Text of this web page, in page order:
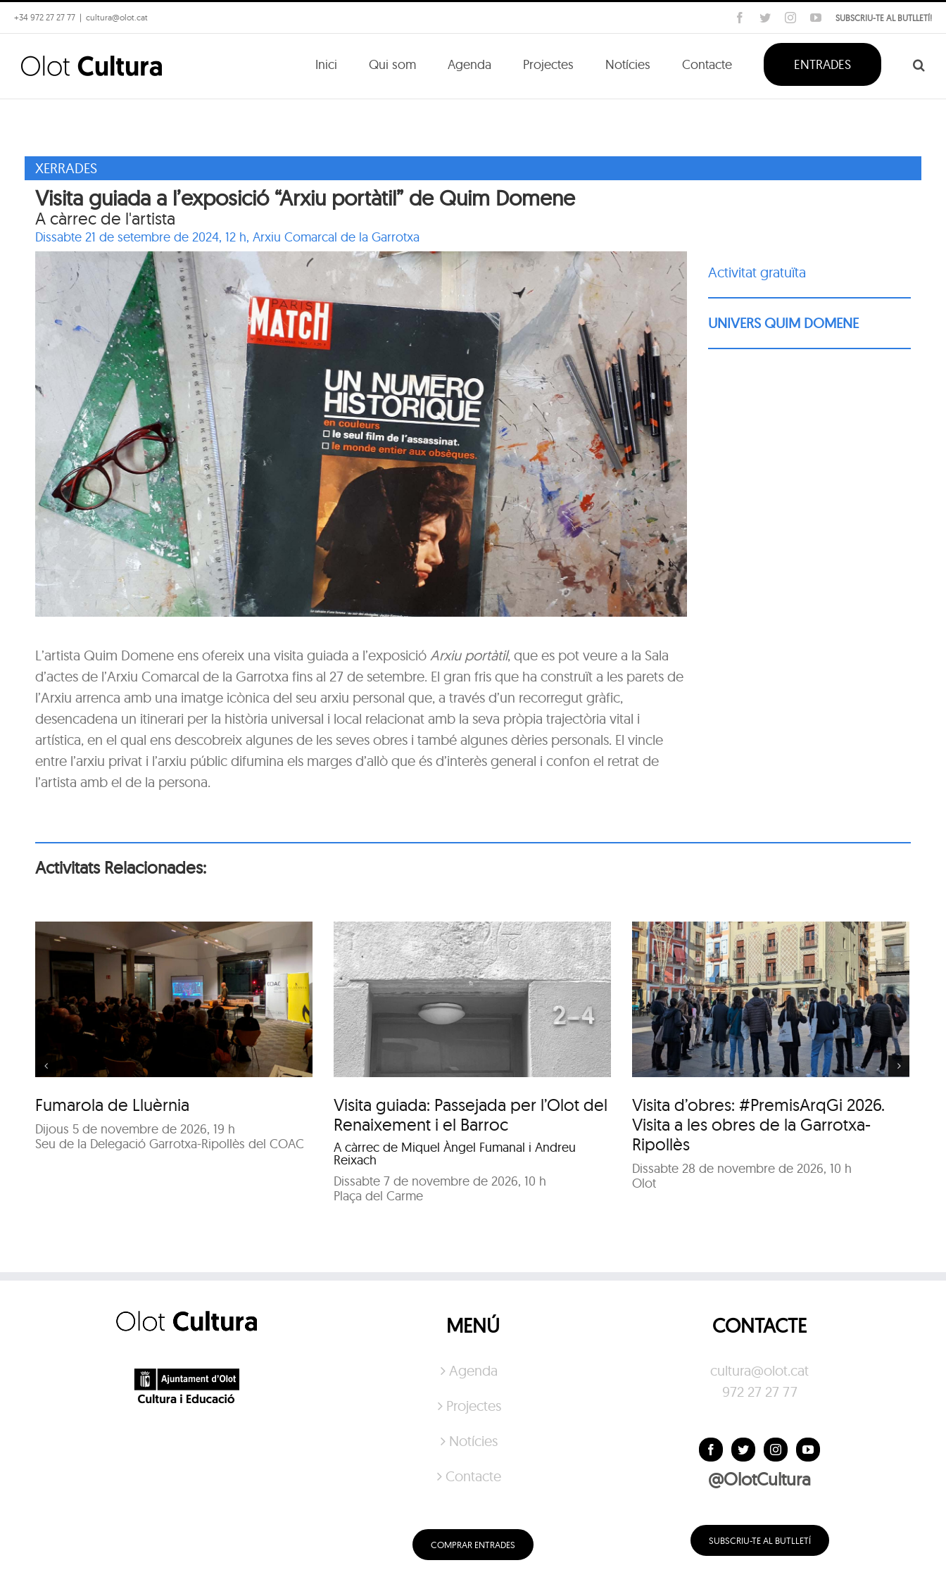
Skip
to
content
+34 972 27 27 77 | cultura@olot.cat SUBSCRIU-TE AL BUTLLETÍ!
Facebook
TwitterInstagramYouTube
Inici Qui som Agenda Projectes Notícies Contacte ENTRADES
XERRADES
Visita guiada a l’exposició “Arxiu portàtil” de Quim Domene
A càrrec de l'artista
Dissabte 21 de setembre de 2024, 12 h, Arxiu Comarcal de la Garrotxa
L’artista Quim Domene ens ofereix una visita guiada a l’exposició Arxiu portàtil, que es pot veure a la Sala
d’actes de l’Arxiu Comarcal de la Garrotxa fins al 27 de setembre. El gran fris que ha construït a les parets de
l’Arxiu arrenca amb una imatge icònica del seu arxiu personal que, a través d’un recorregut gràfic,
desencadena un itinerari per la història universal i local relacionat amb la seva pròpia trajectòria vital i
artística, en el qual ens descobreix algunes de les seves obres i també algunes dèries personals. El vincle
entre l’arxiu privat i l’arxiu públic difumina els marges d’allò que és d’interès general i confon el retrat de
l’artista amb el de la persona.
Activitat gratuïta
UNIVERS QUIM DOMENE
Activitats Relacionades:
Fumarola de Lluèrnia
Dijous 5 de novembre de 2026, 19 h
Seu de la Delegació Garrotxa-Ripollès del COAC
Visita guiada: Passejada
per l’Olot del
Renaixement i el Barroc
Visita guiada: Passejada per l’Olot del
Renaixement i el Barroc
A càrrec de Miquel Àngel Fumanal i Andreu
Reixach
Dissabte 7 de novembre de 2026, 10 h
Plaça del Carme
Visita d’obres:
#PremisArqGi 2026. Visita
a les obres de la
Garrotxa-Ripollès
Visita d’obres: #PremisArqGi 2026.
Visita a les obres de la Garrotxa-
Ripollès
Dissabte 28 de novembre de 2026, 10 h
Olot
Itinerari personal: “El
clima urbà de la ciutat
d’Olot”
MENÚ
Agenda
Projectes
Notícies
Contacte
COMPRAR ENTRADES
CONTACTE
cultura@olot.cat
972 27 27 77
@OlotCultura
SUBSCRIU-TE AL BUTLLETÍ